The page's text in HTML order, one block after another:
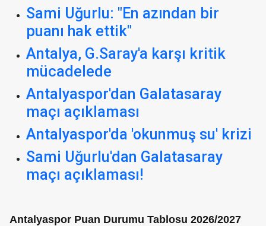
Sami Uğurlu: "En azından bir
puanı hak ettik"
Antalya, G.Saray'a karşı kritik
mücadelede
Antalyaspor'dan Galatasaray
maçı açıklaması
Antalyaspor'da 'okunmuş su' krizi
Sami Uğurlu'dan Galatasaray
maçı açıklaması!
Antalyaspor Puan Durumu Tablosu 2026/2027